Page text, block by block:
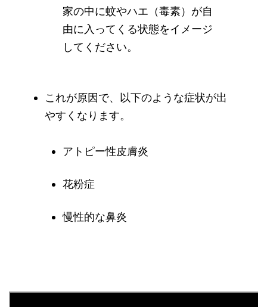
家の中に蚊やハエ（毒素）が自
由に入ってくる状態をイメージ
してください。
これが原因で、以下のような症状が出
やすくなります。
アトピー性皮膚炎
花粉症
慢性的な鼻炎